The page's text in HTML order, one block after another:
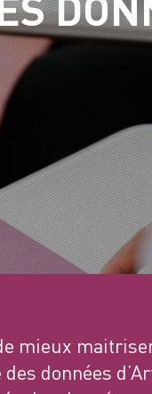
mieux
données